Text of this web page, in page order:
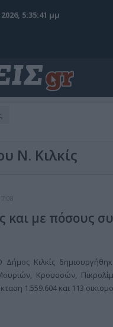
5:35:42 μμ
Ν. Κιλκίς
και με πόσους
Δήμος Κιλκίς
Κρουσσών,
1.559.604 και 113